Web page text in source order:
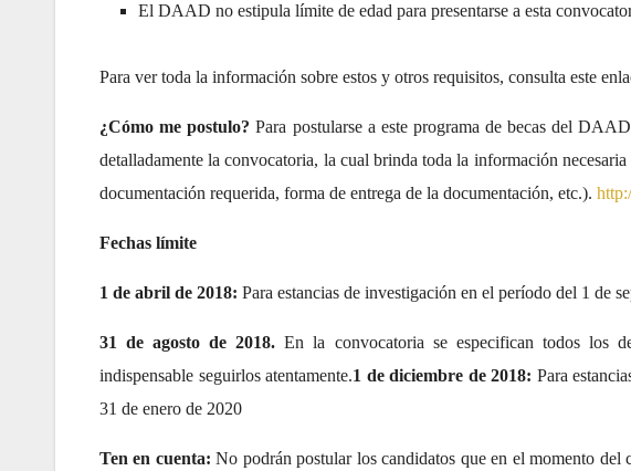
El DAAD no estipula límite de edad para presentarse a esta
Para ver toda la información sobre estos y otros requisitos, consulta este
¿Cómo me postulo? Para postularse a este programa de becas del
detalladamente la convocatoria, la cual brinda toda la información
documentación requerida, forma de entrega de la documentación, etc.).
Fechas límite
1 de abril de 2018: Para estancias de investigación en el período del 1 de
31 de agosto de 2018. En la convocatoria se especifican todos los
indispensable seguirlos atentamente.1 de diciembre de 2018: Para
31 de enero de 2020
Ten en cuenta: No podrán postular los candidatos que en el momento